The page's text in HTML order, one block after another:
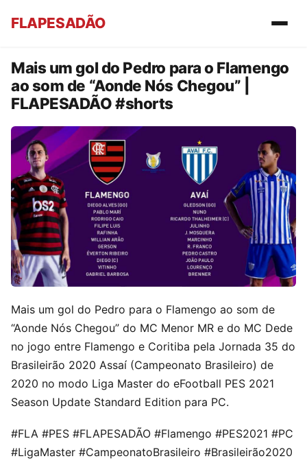
FLAPESADÃO
Mais um gol do Pedro para o Flamengo
ao som de “Aonde Nós Chegou” |
FLAPESADÃO #shorts
Mais um gol do Pedro para o Flamengo ao som de
“Aonde Nós Chegou” do MC Menor MR e do MC Dede
no jogo entre Flamengo e Coritiba pela Jornada 35 do
Brasileirão 2020 Assaí (Campeonato Brasileiro) de
2020 no modo Liga Master do eFootball PES 2021
Season Update Standard Edition para PC.
#FLA #PES #FLAPESADÃO #Flamengo #PES2021 #PC
#LigaMaster #CampeonatoBrasileiro #Brasileirão2020